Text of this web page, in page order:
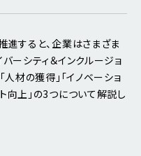
進すると、企業はさまざま
ーシティ＆インクルージョ
人材の獲得」「イノベーショ
向上」の3つについて解説し